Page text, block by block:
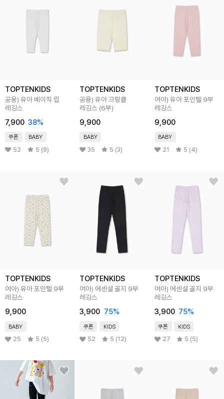
TOPTENKIDS
공용) 유아 베이직 립
레깅스
7,900 38%
쿠폰 BABY
52 5 (9)
TOPTENKIDS
공용) 유아 크링클
레깅스 (6부)
9,900
BABY
35 5 (3)
TOPTENKIDS
여아) 유아 포인텔 9부
레깅스
9,900
BABY
21 5 (4)
TOPTENKIDS
여아) 유아 포인텔 9부
레깅스
9,900
BABY
25 5 (5)
TOPTENKIDS
여아) 에센셜 골지 9부
레깅스
3,900 75%
쿠폰 KIDS
52 5 (12)
TOPTENKIDS
여아) 에센셜 골지 9부
레깅스
3,900 75%
쿠폰 KIDS
27 5 (5)